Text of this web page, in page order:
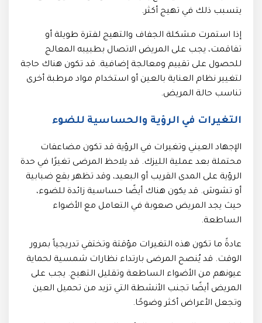
يتسبب ذلك في تهيج أكثر.
إذا استمرت مشكلة الجفاف والتهيج لفترة طويلة أو
تفاقمت، يجب على المريض الاتصال بطبيبه المعالج
للحصول على تقييم ومعالجة إضافية. قد تكون هناك حاجة
لتغيير نظام العناية بالعين أو استخدام مواد مرطبة أخرى
تناسب حالة المريض.
التغيرات في الرؤية والحساسية للضوء
الإجهاد العيني وتغيرات في الرؤية قد تكون مضاعفات
محتملة بعد عملية الليزك. قد يلاحظ المرضى تغيرًا في حدة
الرؤية على المدى القريب أو البعيد، وقد تظهر بقع ضبابية
أو تشوش. قد يكون هناك أيضًا حساسية زائدة للضوء،
حيث يجد المريض صعوبة في التعامل مع الأضواء
الساطعة.
عادةً ما تكون هذه التغيرات مؤقتة وتختفي تدريجياً بمرور
الوقت. قد يُنصح المرضى بارتداء نظارات شمسية لحماية
عيونهم من الأضواء الساطعة وتقليل التهيج. يجب على
المريض أيضًا تجنب الأنشطة التي تزيد من تحميل العين
وتجعل الأعراض أكثر وضوحًا.